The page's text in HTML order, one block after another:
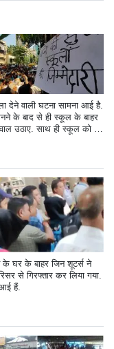
देने वाली घटना सामना आई है.
के बाद से ही स्कूल के बाहर
उठाए. साथ ही स्कूल को ज
घर के बाहर जिन शूटर्स ने
से गिरफ्तार कर लिया गया.
हैं.